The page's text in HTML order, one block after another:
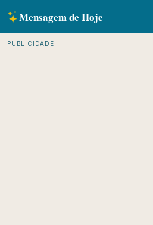
Mensagem de Hoje
PUBLICIDADE